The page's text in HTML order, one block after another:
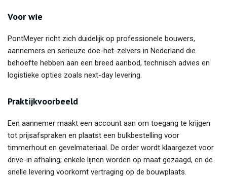
Voor wie
PontMeyer richt zich duidelijk op professionele bouwers,
aannemers en serieuze doe-het-zelvers in Nederland die
behoefte hebben aan een breed aanbod, technisch advies en
logistieke opties zoals next-day levering.
Praktijkvoorbeeld
Een aannemer maakt een account aan om toegang te krijgen
tot prijsafspraken en plaatst een bulkbestelling voor
timmerhout en gevelmateriaal. De order wordt klaargezet voor
drive-in afhaling; enkele lijnen worden op maat gezaagd, en de
snelle levering voorkomt vertraging op de bouwplaats.